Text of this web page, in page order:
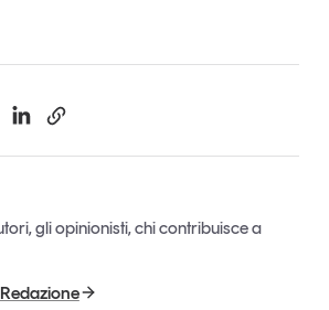
gli opinionisti, chi contribuisce a